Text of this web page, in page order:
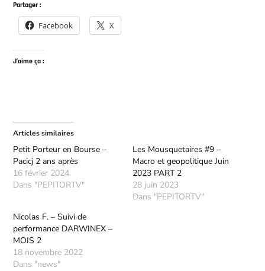
Partager :
Facebook X
J’aime ça :
Articles similaires
Petit Porteur en Bourse –
Pacicj 2 ans après
16 février 2024
Dans "PEPITORTV"
Les Mousquetaires #9 –
Macro et geopolitique Juin
2023 PART 2
28 juin 2023
Dans "PEPITORTV"
Nicolas F. – Suivi de
performance DARWINEX –
MOIS 2
18 novembre 2022
Dans "news"